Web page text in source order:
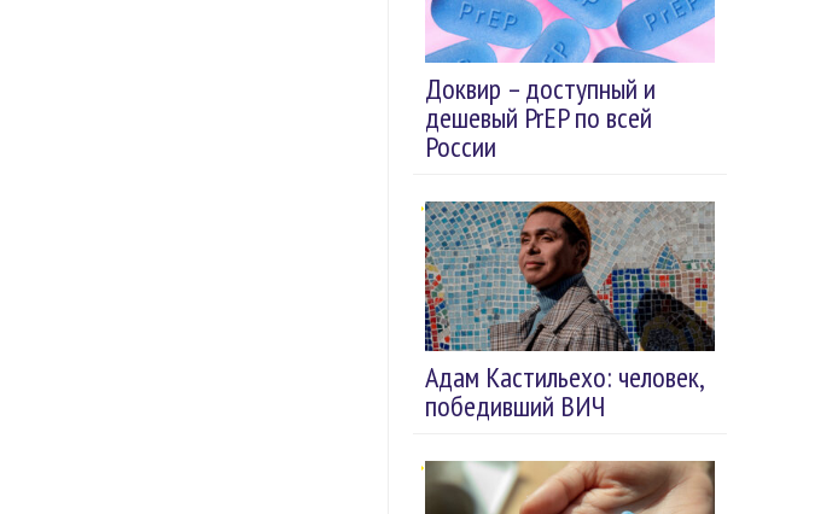
Доквир – доступный и
дешевый PrEP по всей
России
Адам Кастильехо: человек,
победивший ВИЧ